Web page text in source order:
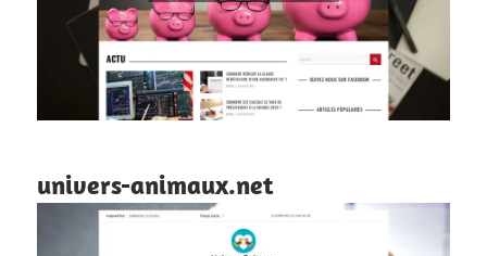
univers-animaux.net